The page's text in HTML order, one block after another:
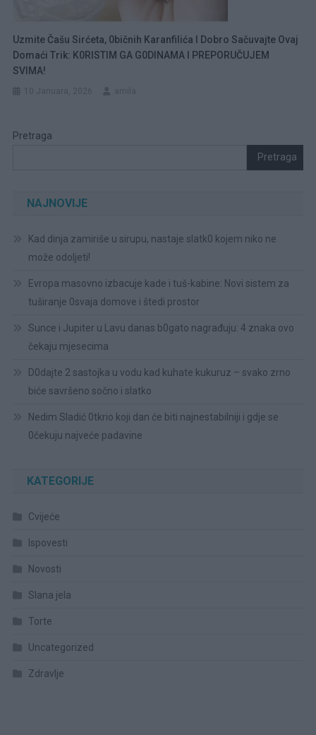
Uzmite Čašu Sirćeta, 0bičnih Karanfilića I Dobro Sačuvajte Ovaj
Domaći Trik: K0RISTIM GA G0DINAMA I PREPORUČUJEM
SVIMA!
Pretraga
Pretraga
NAJNOVIJE
Kad dinja zamiriše u sirupu, nastaje slatk0 kojem niko ne
može odoljeti!
Evropa masovno izbacuje kade i tuš-kabine: Novi sistem za
tuširanje 0svaja domove i štedi prostor
Sunce i Jupiter u Lavu danas b0gato nagrađuju: 4 znaka ovo
čekaju mjesecima
D0dajte 2 sastojka u vodu kad kuhate kukuruz – svako zrno
biće savršeno sočno i slatko
Nedim Sladić 0tkrio koji dan će biti najnestabilniji i gdje se
0čekuju najveće padavine
KATEGORIJE
Cvijeće
Ispovesti
Novosti
Slana jela
Torte
Uncategorized
Zdravlje